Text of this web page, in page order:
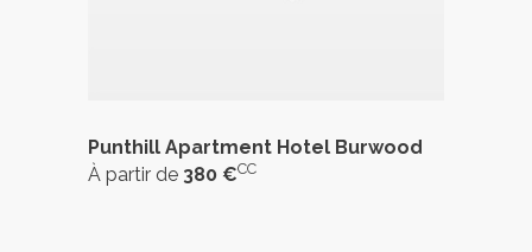
Punthill Apartment Hotel Burwood
À partir de 380 €CC